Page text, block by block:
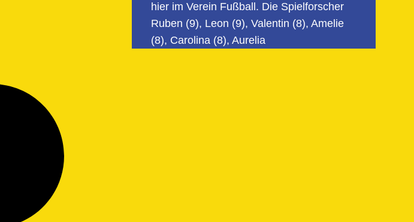
hier im Verein Fußball. Die Spielforscher
Ruben (9), Leon (9), Valentin (8), Amelie
(8), Carolina (8), Aurelia